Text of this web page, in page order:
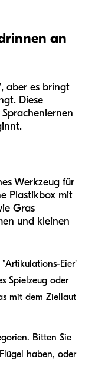
an
aber es bringt
Diese
Werkzeug für
Plastikbox mit
Gras
und kleinen
"Artikulations-Eier"
Spielzeug oder
mit dem Ziellaut
Bitten Sie
haben, oder